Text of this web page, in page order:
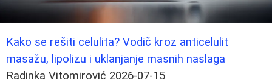
Kako se rešiti celulita? Vodič kroz anticelulit
masažu, lipolizu i uklanjanje masnih naslaga
Radinka Vitomirović 2026-07-15